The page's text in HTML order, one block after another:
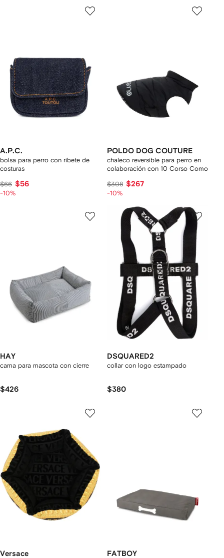
A.P.C.
bolsa para perro con ribete de
costuras
$66 $56
-10%
POLDO DOG COUTURE
chaleco reversible para perro en
colaboración con 10 Corso Como
$308 $267
-10%
HAY
cama para mascota con cierre
$426
DSQUARED2
collar con logo estampado
$380
Versace FATBOY